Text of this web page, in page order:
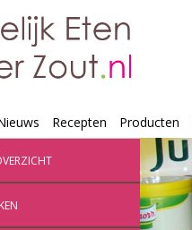
Recepten Producten